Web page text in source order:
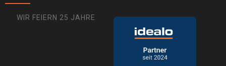
WIR FEIERN 25 JAHRE